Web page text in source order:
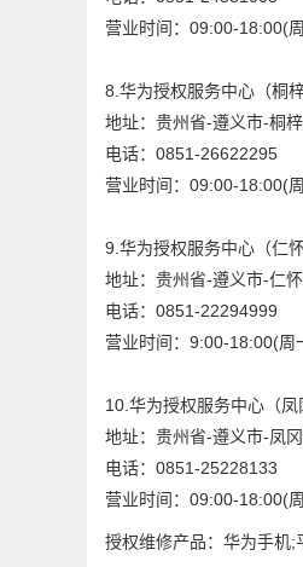
营业时间：09:00-18:00(
8.华为授权服务中心（桐
地址：贵州省-遵义市-桐
电话：0851-26622295
营业时间：09:00-18:00(
9.华为授权服务中心（仁
地址：贵州省-遵义市-仁
电话：0851-22294999
营业时间：9:00-18:00(周
10.华为授权服务中心（凤
地址：贵州省-遵义市-凤
电话：0851-25228133
营业时间：09:00-18:00(
授权维修产品：华为手机